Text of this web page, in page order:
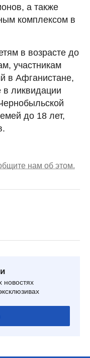
а также
комплексом в
в возрасте до
участникам
в Афганистане,
ликвидации
до 18 лет,
нам об этом.
новостях